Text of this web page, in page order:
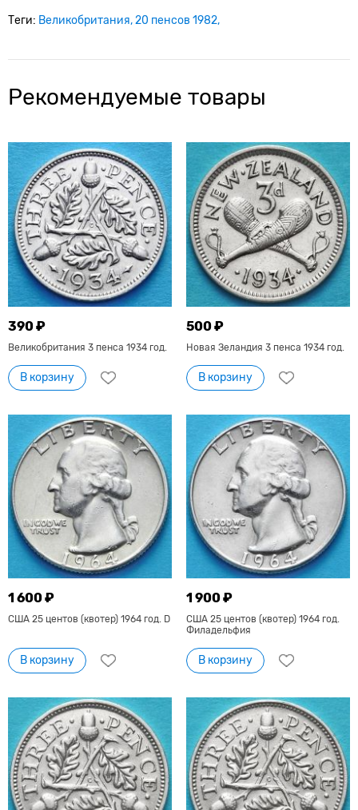
Теги: Великобритания 20 пенсов 1982
Рекомендуемые товары
390 ₽
Великобритания 3 пенса 1934 год.
В корзину
500 ₽
Новая Зеландия 3 пенса 1934 год.
В корзину
1 600 ₽
США 25 центов (квотер) 1964 год. D
В корзину
1 900 ₽
США 25 центов (квотер) 1964 год.
Филадельфия
В корзину